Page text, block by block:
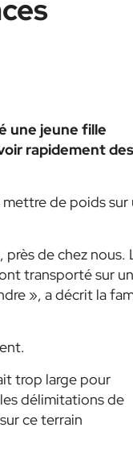
une jeune fille
rapidement des
de poids sur
près de chez nous.
transporté sur
», a décrit la
trop large pour
délimitations de
ce terrain